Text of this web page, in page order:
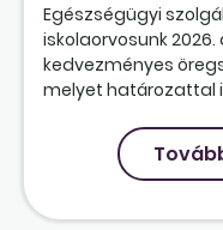
Egészségügyi
iskolaorvosunk
kedvezményes
melyet határozattal